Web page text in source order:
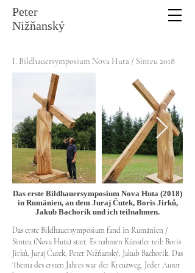
Peter
Nižňanský
I. Bildhauersymposium Nova Huta / Sinteu 2018
Das erste Bildhauersymposium Nova Huta (2018)
in Rumänien, an dem Juraj Čutek, Boris Jirků,
Jakub Bachorik und ich teilnahmen.
Das erste Bildhauersymposium fand in Rumänien /
Sinteu (Nova Huta) statt. Es nahmen Künstler teil: Boris
Jirků, Juraj Čutek, Peter Nižňanský, Jakub Bachorik. Das
Thema des ersten Jahres war der Kreuzweg. Jeder Autor